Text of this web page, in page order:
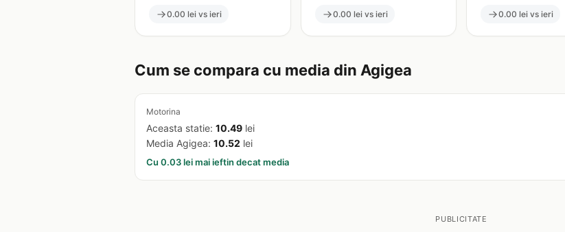
0.00 lei vs ieri 0.00 lei vs ieri 0.00 lei vs ieri
Cum se compara cu media din Agigea
Motorina
Aceasta statie: 10.49 lei
Media Agigea: 10.52 lei
Cu 0.03 lei mai ieftin decat media
PUBLICITATE